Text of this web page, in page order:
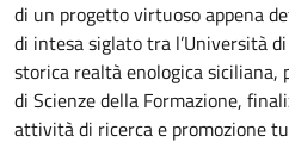
di un progetto virtuoso appena
di intesa siglato tra l’Università
storica realtà enologica
di Scienze della Formazione,
attività di ricerca e promozione